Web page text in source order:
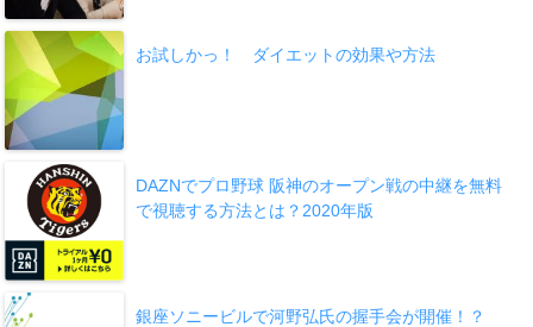
お試しかっ！ ダイエットの効果や方法
DAZNでプロ野球 阪神のオープン戦の中継を無料
で視聴する方法とは？2020年版
銀座ソニービルで河野弘氏の握手会が開催！？